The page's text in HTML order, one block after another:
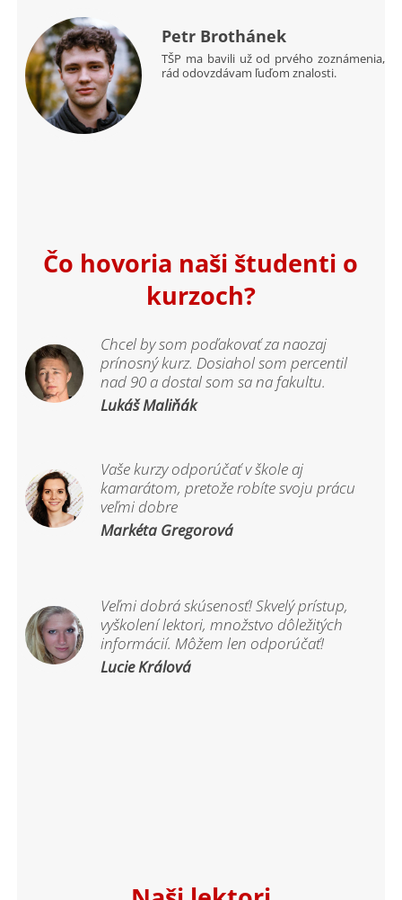
Petr Brothánek
TŠP ma bavili už od prvého zoznámenia,
rád odovzdávam ľuďom znalosti.
Čo hovoria naši študenti o
kurzoch?
Chcel by som poďakovať za naozaj
prínosný kurz. Dosiahol som percentil
nad 90 a dostal som sa na fakultu.
Lukáš Maliňák
Vaše kurzy odporúčať v škole aj
kamarátom, pretože robíte svoju prácu
veľmi dobre
Markéta Gregorová
Veľmi dobrá skúsenosť! Skvelý prístup,
vyškolení lektori, množstvo dôležitých
informácií. Môžem len odporúčať!
Lucie Králová